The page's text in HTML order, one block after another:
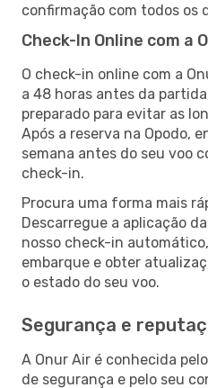
confirmação com todos os
Check-In Online com a
O check-in online com a
a 48 horas antes da
preparado para evitar as
Após a reserva na Opodo,
semana antes do seu voo
check-in.
Procura uma forma mais
Descarregue a aplicação
nosso check-in
embarque e obter
o estado do seu voo.
Segurança e
A Onur Air é conhecida
de segurança e pelo seu